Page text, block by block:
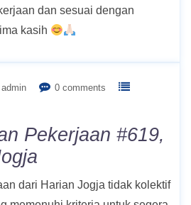
dan sesuai dengan
kasih
admin
0 comments
Pekerjaan #619,
dari Harian Jogja tidak kolektif